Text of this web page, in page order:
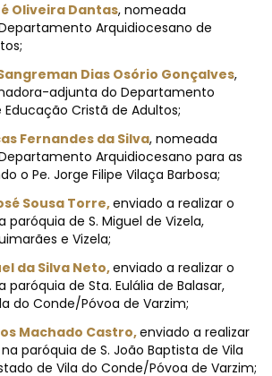
Oliveira Dantas, nomeada
Arquidiocesano de
Dias Osório Gonçalves,
adjunta do Departamento
Cristã de Adultos;
Fernandes da Silva, nomeada
Arquidiocesano para as
o Pe. Jorge Filipe Vilaça Barbosa;
Sousa Torre,enviado a realizar o
paróquia de S. Miguel de Vizela,
e Vizela;
da Silva Neto,enviado a realizar o
de Sta. Eulália de Balasar,
do Conde/Póvoa de Varzim;
Machado Castro,enviado a realizar
paróquia de S. João Baptista de Vila
de Vila do Conde/Póvoa de Varzim;